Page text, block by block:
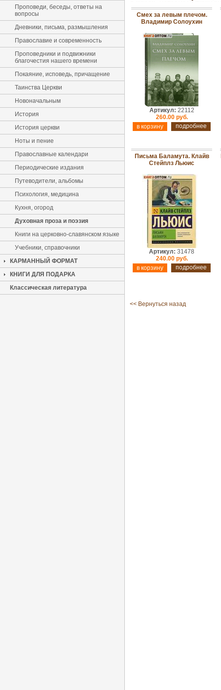
Проповеди, беседы, ответы на
вопросы
Дневники, письма, размышления
Православие и современность
Проповедники и подвижники
благочестия нашего времени
Покаяние, исповедь, причащение
Таинства Церкви
Новоначальным
История
История церкви
Ноты и пение
Православные календари
Периодические издания
Путеводители, альбомы
Психология, медицина
Кухня, огород
Духовная проза и поэзия
Книги на церковно-славянском языке
Учебники, справочники
КАРМАННЫЙ ФОРМАТ
КНИГИ ДЛЯ ПОДАРКА
Классическая литература
Смех за левым плечом.
Владимир Солоухин
Артикул: 22112
260.00 руб.
подробнее
Письма Баламута. Клайв
Стейплз Льюис
Артикул: 31478
240.00 руб.
подробнее
<< Вернуться назад